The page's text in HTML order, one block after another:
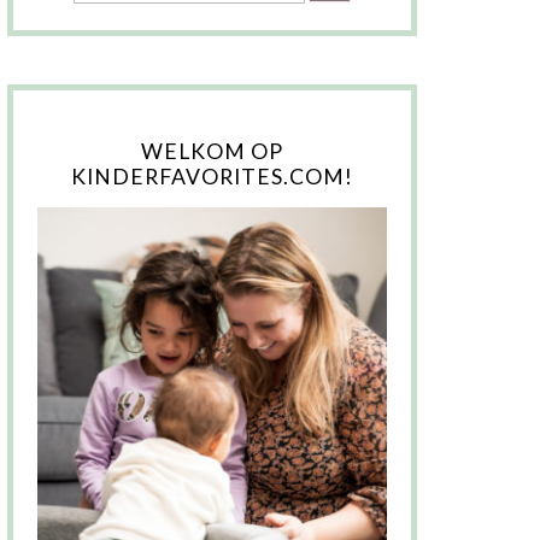
WELKOM OP
KINDERFAVORITES.COM!